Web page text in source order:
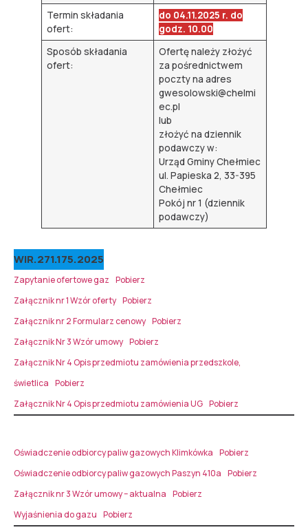
Termin składania
ofert:
do 04.11.2025 r. do
godz. 10.00
Sposób składania
ofert:
Ofertę należy złożyć
za pośrednictwem
poczty na adres
gwesolowski@chelmi
ec.pl
lub
złożyć na dziennik
podawczy w:
Urząd Gminy Chełmiec
ul. Papieska 2, 33-395
Chełmiec
Pokój nr 1 (dziennik
podawczy)
WIR.271.175.2025
Zapytanie ofertowe gaz Pobierz
Załącznik nr 1 Wzór oferty Pobierz
Załącznik nr 2 Formularz cenowy Pobierz
Załącznik Nr 3 Wzór umowy Pobierz
Załącznik Nr 4 Opis przedmiotu zamówienia przedszkole,
świetlica Pobierz
Załącznik Nr 4 Opis przedmiotu zamówienia UG Pobierz
Oświadczenie odbiorcy paliw gazowych Klimkówka Pobierz
Oświadczenie odbiorcy paliw gazowych Paszyn 410a Pobierz
Załącznik nr 3 Wzór umowy – aktualna Pobierz
Wyjaśnienia do gazu Pobierz